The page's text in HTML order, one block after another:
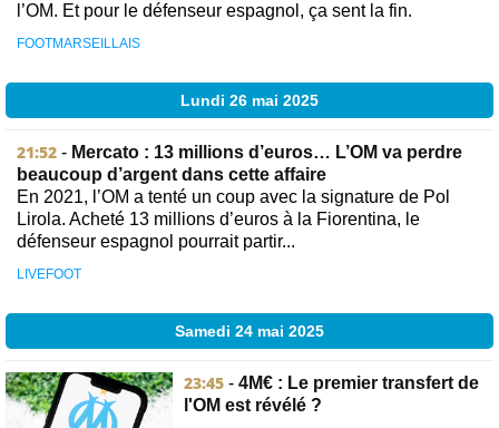
l’OM. Et pour le défenseur espagnol, ça sent la fin.
FOOTMARSEILLAIS
Lundi 26 mai 2025
21:52 - Mercato : 13 millions d’euros… L’OM va perdre
beaucoup d’argent dans cette affaire
En 2021, l’OM a tenté un coup avec la signature de Pol
Lirola. Acheté 13 millions d’euros à la Fiorentina, le
défenseur espagnol pourrait partir...
LIVEFOOT
Samedi 24 mai 2025
23:45 - 4M€ : Le premier transfert de
l'OM est révélé ?